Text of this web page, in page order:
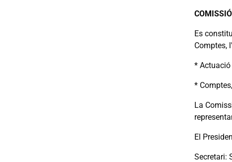
Es
Comptes,
*
*
La
El
Secretari: